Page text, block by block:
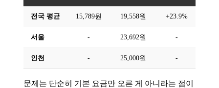
전국 평균 15,789원 19,558원 +23.9%
서울 - 23,692원 -
인천 - 25,000원 -
문제는 단순히 기본 요금만 오른 게 아니라는 점이